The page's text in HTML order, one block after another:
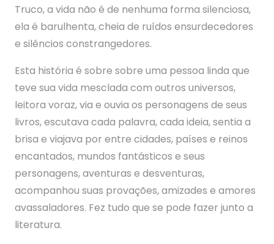
Truco, a vida não é de nenhuma forma silenciosa,
ela é barulhenta, cheia de ruídos ensurdecedores
e silêncios constrangedores.
Esta história é sobre sobre uma pessoa linda que
teve sua vida mesclada com outros universos,
leitora voraz, via e ouvia os personagens de seus
livros, escutava cada palavra, cada ideia, sentia a
brisa e viajava por entre cidades, países e reinos
encantados, mundos fantásticos e seus
personagens, aventuras e desventuras,
acompanhou suas provações, amizades e amores
avassaladores. Fez tudo que se pode fazer junto a
literatura.